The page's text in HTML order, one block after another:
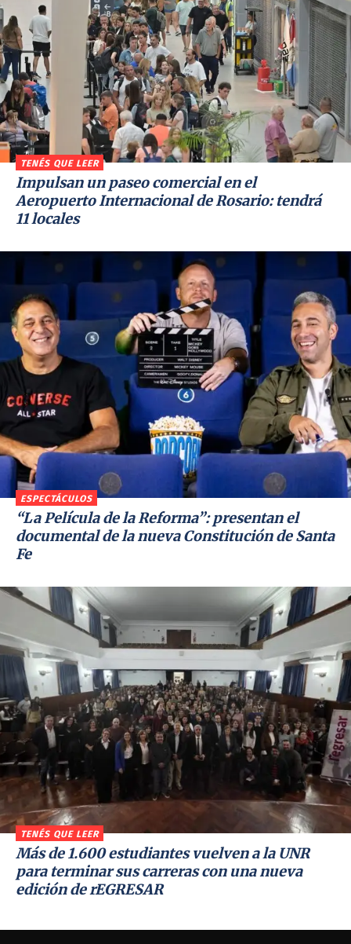
TENÉS QUE LEER
Impulsan un paseo comercial en el
Aeropuerto Internacional de Rosario: tendrá
11 locales
ESPECTÁCULOS
“La Película de la Reforma”: presentan el
documental de la nueva Constitución de Santa
Fe
TENÉS QUE LEER
Más de 1.600 estudiantes vuelven a la UNR
para terminar sus carreras con una nueva
edición de rEGRESAR